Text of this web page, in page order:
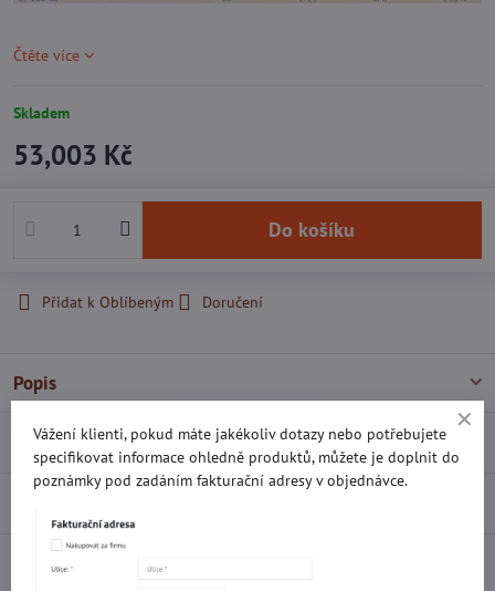
Čtěte více
Skladem
53,003 Kč
Do košíku
Přidat k Oblíbeným Doručení
Popis
Recenze 0
FacebookTwitterBlueskyPinterestReddit
Vážení klienti, pokud máte jakékoliv dotazy nebo potřebujete
specifikovat informace ohledně produktů, můžete je doplnit do
poznámky pod zadáním fakturační adresy v objednávce.